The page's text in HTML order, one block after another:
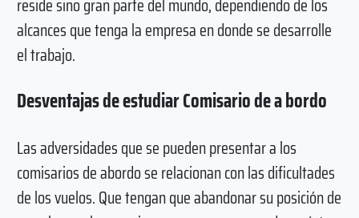
alcances que tenga la empresa en donde se desarrolle
el trabajo.
Desventajas de estudiar Comisario de a bordo
Las adversidades que se pueden presentar a los
comisarios de abordo se relacionan con las dificultades
de los vuelos. Que tengan que abandonar su posición de